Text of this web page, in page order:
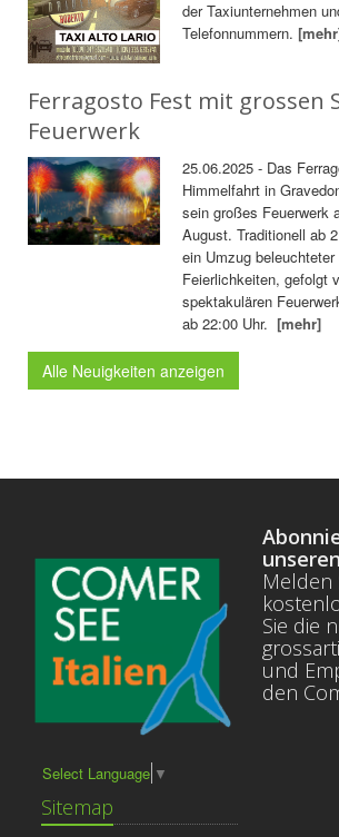
der Taxiunternehmen
Telefonnummern.
Ferragosto Fest mit grossen
Feuerwerk
25.06.2025 - Das
Himmelfahrt in
sein großes Feuerwerk
August. Traditionell ab
ein Umzug
Feierlichkeiten, gefolgt
spektakulären
ab 22:00 Uhr.[mehr]
Alle Neuigkeiten anzeigen
Select Language ▼
Sitemap
Melden
Sie die
und
den